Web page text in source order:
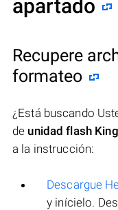
apartado
Recupere
formateo
¿Está buscando
de unidad flash
a la instrucción:
Descargue
y inícielo.